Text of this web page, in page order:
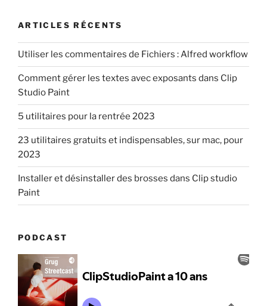
ARTICLES RÉCENTS
Utiliser les commentaires de Fichiers : Alfred workflow
Comment gérer les textes avec exposants dans Clip
Studio Paint
5 utilitaires pour la rentrée 2023
23 utilitaires gratuits et indispensables, sur mac, pour
2023
Installer et désinstaller des brosses dans Clip studio
Paint
PODCAST